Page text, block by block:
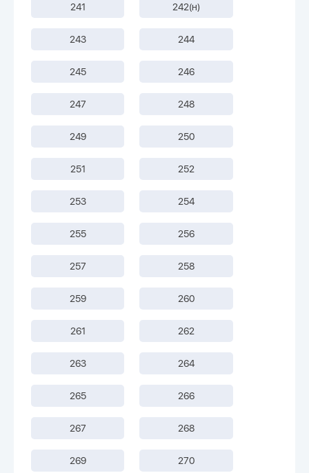
241 242(н)
243 244
245 246
247 248
249 250
251 252
253 254
255 256
257 258
259 260
261 262
263 264
265 266
267 268
269 270